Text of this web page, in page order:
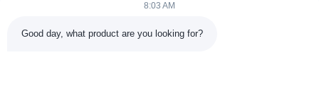
দ্রুত যোগাযোগ
8:03 AM
Good day, what product are you looking for?